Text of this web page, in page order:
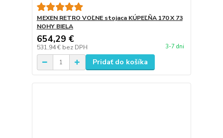
MEXEN RETRO VOĽNE stojaca KÚPEĽŇA 170 X 73
NOHY BIELA
654,29 €
531,94 € bez DPH 3-7 dni
Pridať do košíka